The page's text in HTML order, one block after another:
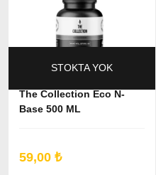
STOKTA YOK
The Collection Eco N-
Base 500 ML
59,00 ₺